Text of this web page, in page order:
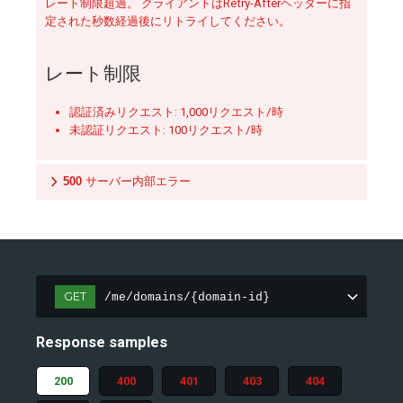
レート制限超過。 クライアントはRetry-Afterヘッダーに指
定された秒数経過後にリトライしてください。
レート制限
認証済みリクエスト: 1,000リクエスト/時
未認証リクエスト: 100リクエスト/時
500 サーバー内部エラー
GET /me/domains/{domain-id}
Response samples
200 400 401 403 404